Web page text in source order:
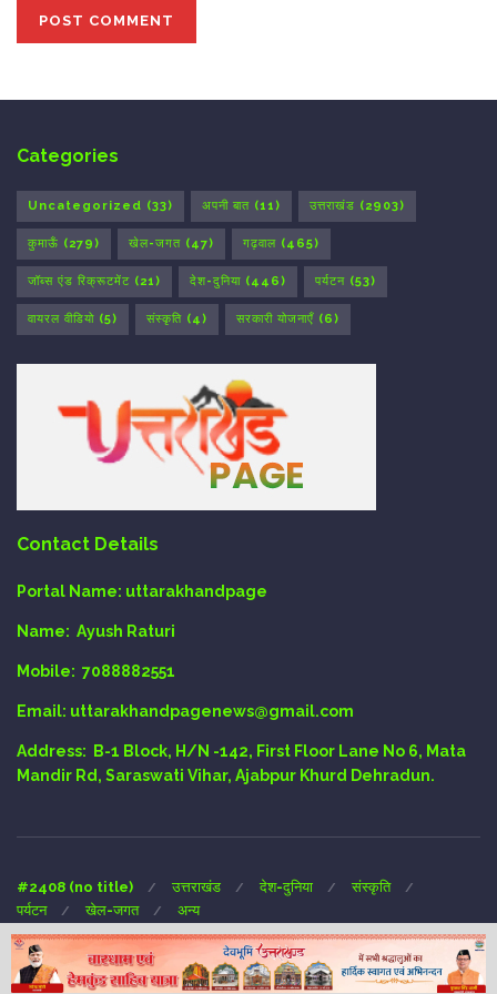
Categories
Uncategorized (33) अपनी बात (11) उत्तराखंड (2903)
कुमाऊँ (279) खेल-जगत (47) गढ़वाल (465)
जॉब्स एंड रिक्रूटमेंट (21) देश-दुनिया (446) पर्यटन (53)
वायरल वीडियो (5) संस्कृति (4) सरकारी योजनाएँ (6)
Contact Details
Portal Name: uttarakhandpage
Name: Ayush Raturi
Mobile: 7088882551
Email: uttarakhandpagenews@gmail.com
Address:
B-1 Block, H/N -142, First Floor Lane No 6, Mata
Mandir Rd, Saraswati Vihar, Ajabpur Khurd Dehradun.
#2408 (no title) उत्तराखंड देश-दुनिया
संस्कृति
पर्यटन
खेल-जगत अन्य
Copyright © 2024 UTTARAKHAND-PAGE